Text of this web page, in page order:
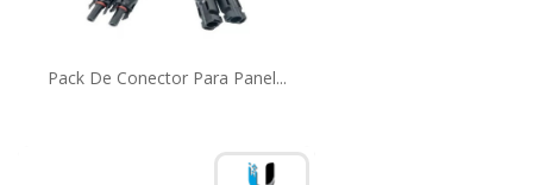
Pack De Conector Para Panel...